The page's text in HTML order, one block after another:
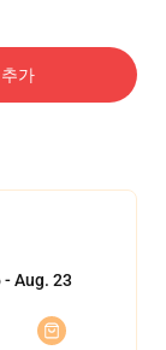
가
- Aug. 23